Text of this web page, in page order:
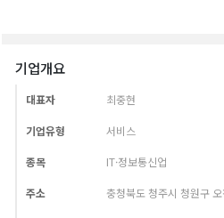
기업개요
대표자 최중현
기업유형 서비스
종목 IT·정보통신업
주소 충청북도 청주시 청원구